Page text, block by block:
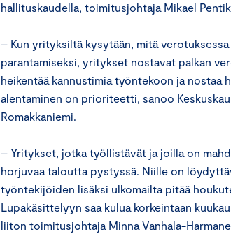
hallituskaudella, toimitusjohtaja Mikael
– Kun yrityksiltä kysytään, mitä
parantamiseksi, yritykset nostavat palkan
heikentää kannustimia työntekoon ja nostaa
alentaminen on prioriteetti, sanoo
Romakkaniemi.
– Yritykset, jotka työllistävät ja joilla on
horjuvaa taloutta pystyssä. Niille on
työntekijöiden lisäksi ulkomailta pitää
Lupakäsittelyyn saa kulua korkeintaan
liiton toimitusjohtaja Minna Vanhala-